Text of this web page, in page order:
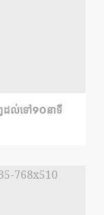
ធដល់ទៅ90នាទី